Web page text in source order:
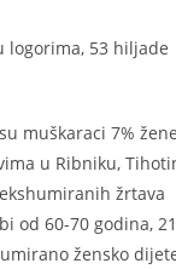
logorima, 53 hiljade
muškaraci 7%
u Ribniku,
žrtava
od 60-70 godina, 21
žensko